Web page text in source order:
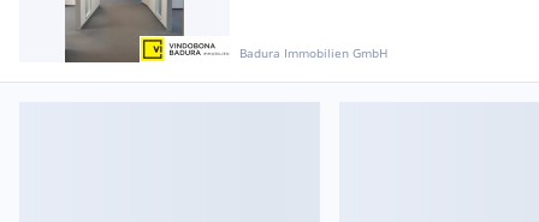
Badura Immobilien GmbH